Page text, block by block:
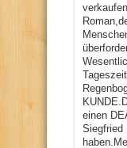
einen
Siegfried